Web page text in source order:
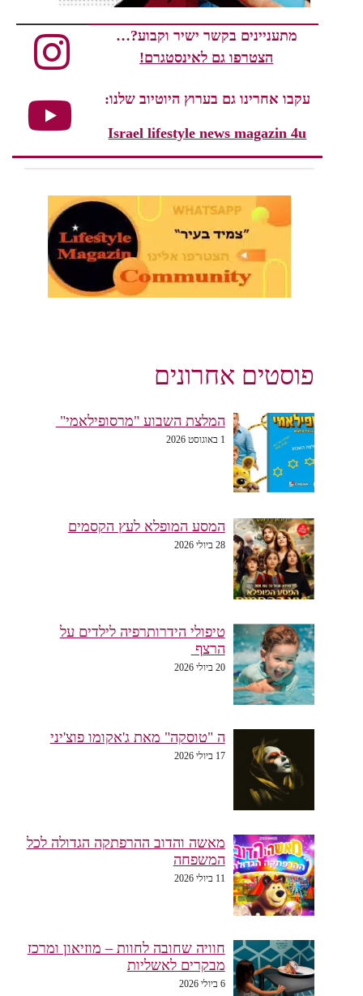
מתעניינים בקשר ישיר וקבוע?…
הצטרפו גם לאינסטגרם!
עקבו אחרינו גם בערוץ היוטיוב שלנו:
Israel lifestyle news magazin 4u
פוסטים אחרונים
המלצת השבוע "מרסופילאמי"
1 באוגוסט 2026
המסע המופלא לעץ הקסמים
28 ביולי 2026
טיפולי הידרותרפיה לילדים על
הרצף
20 ביולי 2026
ה "טוסקה" מאת ג'אקומו פוצ'יני
17 ביולי 2026
מאשה והדוב ההרפתקה הגדולה לכל
המשפחה
11 ביולי 2026
חוויה שחובה לחוות – מוזיאון ומרכז
מבקרים לאשליות
6 ביולי 2026